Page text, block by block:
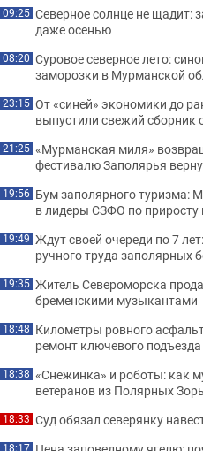
09:25 Северное солнце не щадит:
даже осенью
08:20 Суровое северное лето:
заморозки в Мурманской
23:15 От «синей» экономики до
выпустили свежий сборник
21:25 «Мурманская миля»
фестивалю Заполярья
19:56 Бум заполярного туризма:
в лидеры СЗФО по приросту
19:49 Ждут своей очереди по 7
ручного труда заполярных
19:35 Житель Североморска
бременскими музыкантами
18:48 Километры ровного
ремонт ключевого
18:38 «Снежинка» и роботы: как
ветеранов из Полярных Зорь
18:33 Суд обязал северянку
18:17